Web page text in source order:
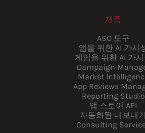
제품
ASO 도구
앱을 위한 AI 가시
게임을 위한 AI 가시
Campaign
Market
App Reviews
Reporting Studio
앱 스토어 API
자동화된 내보내기
Consulting